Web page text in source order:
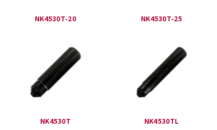
NK4530T-20 NK4530T-25
NK4530T NK4530TL